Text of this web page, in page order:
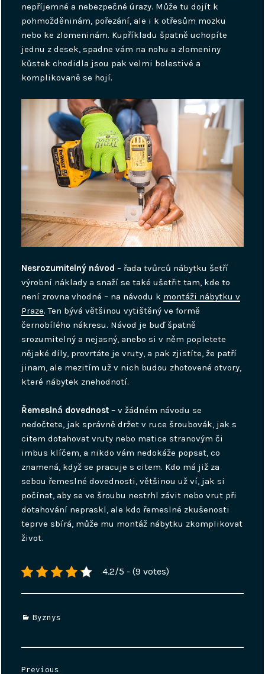
nepříjemné a nebezpečné úrazy. Může tu dojít k
pohmožděninám, pořezání, ale i k otřesům mozku
nebo ke zlomeninám. Kupříkladu špatně uchopíte
jednu z desek, spadne vám na nohu a zlomeniny
kůstek chodidla jsou pak velmi bolestivé a
komplikovaně se hojí.
Nesrozumitelný návod – řada tvůrců nábytku šetří
výrobní náklady a snaží se také ušetřit tam, kde to
není zrovna vhodné – na návodu k montáži nábytku v
Praze. Ten bývá většinou vytištěný ve formě
černobílého nákresu. Návod je buď špatně
srozumitelný a nejasný, anebo si v něm popletete
nějaké díly, provrtáte je vruty, a pak zjistíte, že patří
jinam, ale mezitím už v nich budou zhotovené otvory,
které nábytek znehodnotí.
Řemeslná dovednost– v žádném návodu se
nedočtete, jak správně držet v ruce šroubovák, jak s
citem dotahovat vruty nebo matice stranovým či
imbus klíčem, a nikdo vám nedokáže popsat, co
znamená, když se pracuje s citem. Kdo má již za
sebou řemeslné dovednosti, většinou už ví, jak si
počínat, aby se ve šroubu nestrhl závit nebo vrut při
dotahování nepraskl, ale kdo řemeslné zkušenosti
teprve sbírá, může mu montáž nábytku zkomplikovat
život.
4.2/5 - (9 votes)
Categories
Byznys
Previous